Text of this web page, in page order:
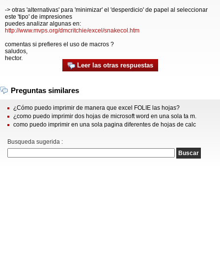
-> otras 'alternativas' para 'minimizar' el 'desperdicio' de papel al seleccionar
este 'tipo' de impresiones
puedes analizar algunas en:
http://www.mvps.org/dmcritchie/excel/snakecol.htm
comentas si prefieres el uso de macros ?
saludos,
hector.
Leer las otras respuestas
Preguntas similares
¿Cómo puedo imprimir de manera que excel FOLIE las hojas?
¿como puedo imprimir dos hojas de microsoft word en una sola ta m.
como puedo imprimir en una sola pagina diferentes de hojas de calc
Busqueda sugerida :